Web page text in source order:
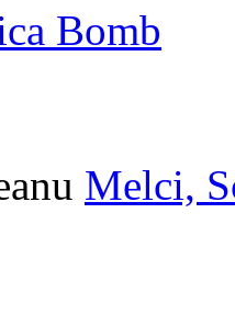
Bomb
Melci,